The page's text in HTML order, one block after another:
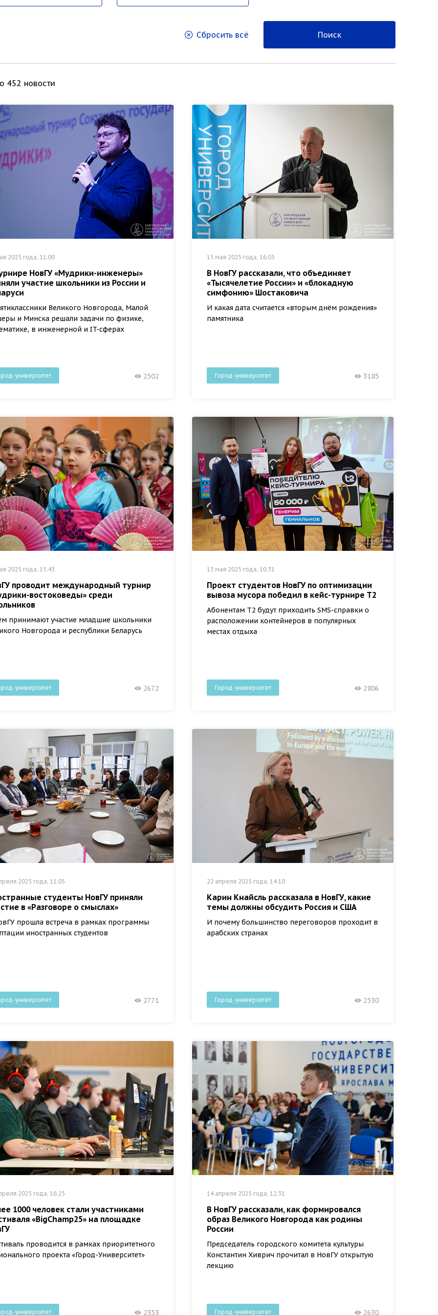
Сбросить всё
452 новости
2025 года, 11:00
НовГУ «Мудрики-инженеры»
участие школьники из России и
Великого Новгорода, Малой
и Минска решали задачи по физике,
в инженерной и IT-сферах
университет 2502
15 мая 2025 года, 16:05
В НовГУ рассказали, что объединяет
«Тысячелетие России» и «блокадную
симфонию» Шостаковича
И какая дата считается «вторым днём рождения»
памятника
Город-университет 3185
2025 года, 15:43
проводит международный турнир
востоковеды» среди
принимают участие младшие школьники
Новгорода и республики Беларусь
университет 2672
13 мая 2025 года, 10:31
Проект студентов НовГУ по оптимизации
вывоза мусора победил в кейс-турнире Т2
Абонентам Т2 будут приходить SMS-справки о
расположении контейнеров в популярных
местах отдыха
Город-университет 2806
2025 года, 11:05
студенты НовГУ приняли
в «Разговоре о смыслах»
прошла встреча в рамках программы
иностранных студентов
университет 2771
22 апреля 2025 года, 14:10
Карин Кнайсль рассказала в НовГУ, какие
темы должны обсудить Россия и США
И почему большинство переговоров проходит в
арабских странах
Город-университет 2530
2025 года, 16:25
1000 человек стали участниками
«BigChamp25» на площадке
проводится в рамках приоритетного
проекта «Город-Университет»
университет 2353
14 апреля 2025 года, 12:31
В НовГУ рассказали, как формировался
образ Великого Новгорода как родины
России
Председатель городского комитета культуры
Константин Хиврич прочитал в НовГУ открытую
лекцию
Город-университет 2630